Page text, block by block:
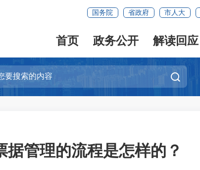
国务院 省政府 市人大
首页 政务公开 解读回应
据管理的流程是怎样的？